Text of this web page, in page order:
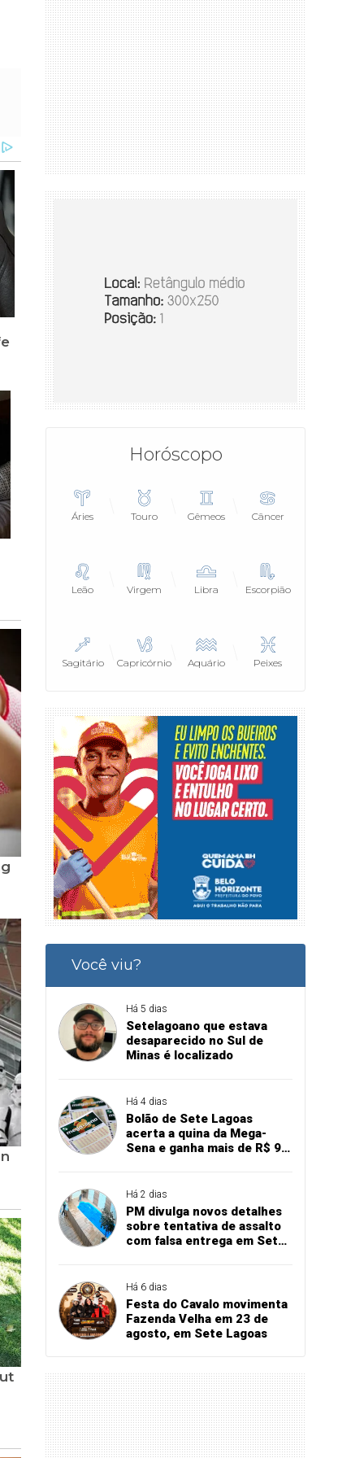
Horóscopo
Áries Touro Gêmeos Câncer
Leão Virgem Libra Escorpião
Sagitário Capricórnio Aquário Peixes
Você viu?
Há 5 dias
Setelagoano que estava
desaparecido no Sul de
Minas é localizado
Há 4 dias
Bolão de Sete Lagoas
acerta a quina da Mega-
Sena e ganha mais de R$ 94
Há 2 dias
PM divulga novos detalhes
sobre tentativa de assalto
com falsa entrega em Sete
Há 6 dias
Festa do Cavalo movimenta
Fazenda Velha em 23 de
agosto, em Sete Lagoas